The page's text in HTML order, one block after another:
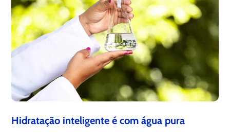
Hidratação inteligente é com água pura